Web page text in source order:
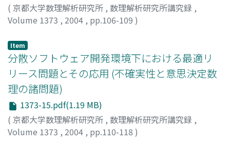
( 京都大学数理解析研究所 , 数理解析研究所講究録 ,
Volume 1373 , 2004 , pp.106-109 )
Item
分散ソフトウェア開発環境下における最適リ
リース問題とその応用 (不確実性と意思決定数
理の諸問題)
1373-15.pdf(1.19 MB)
( 京都大学数理解析研究所 , 数理解析研究所講究録 ,
Volume 1373 , 2004 , pp.110-118 )